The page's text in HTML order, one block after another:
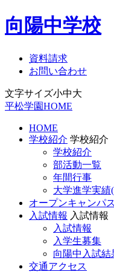
向陽中学校
資料請求
お問い合わせ
文字サイズ小中大
平松学園HOME
HOME
学校紹介 学校紹介
学校紹介
部活動一覧
年間行事
大学進学実績
オープンキャンパス
入試情報 入試情報
入試情報
入学生募集
向陽中入試結
交通アクセス